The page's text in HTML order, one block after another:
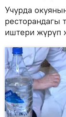
Учурда
ресторандагы
иштери жүрүп